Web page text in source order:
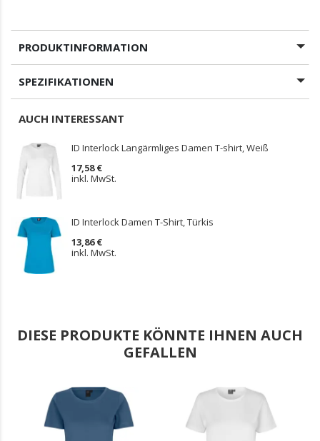
PRODUKTINFORMATION
SPEZIFIKATIONEN
AUCH INTERESSANT
ID Interlock Langärmliges Damen T-shirt, Weiß
17,58 €
inkl. MwSt.
ID Interlock Damen T-Shirt, Türkis
13,86 €
inkl. MwSt.
DIESE PRODUKTE KÖNNTE IHNEN AUCH
GEFALLEN